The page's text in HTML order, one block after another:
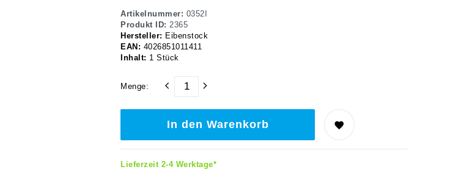
Artikelnummer: 0352I
Produkt ID: 2365
Hersteller: Eibenstock
EAN: 4026851011411
Inhalt: 1 Stück
Menge:
In den Warenkorb
Lieferzeit 2-4 Werktage*